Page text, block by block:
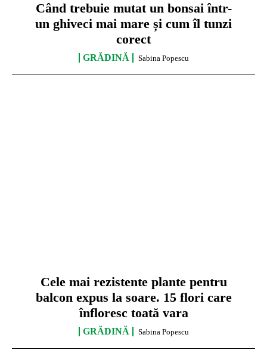
Când trebuie mutat un bonsai într-
un ghiveci mai mare și cum îl tunzi
corect
GRĂDINĂ Sabina Popescu
Cele mai rezistente plante pentru
balcon expus la soare. 15 flori care
înfloresc toată vara
GRĂDINĂ Sabina Popescu